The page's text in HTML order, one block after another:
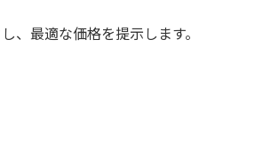
、最適な価格を提示します。